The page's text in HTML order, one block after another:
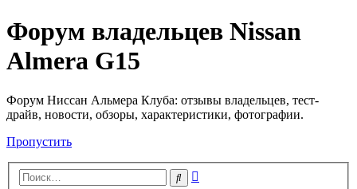
Форум владельцев Nissan
Almera G15
Форум Ниссан Альмера Клуба: отзывы владельцев, тест-
драйв, новости, обзоры, характеристики, фотографии.
Пропустить
Поиск